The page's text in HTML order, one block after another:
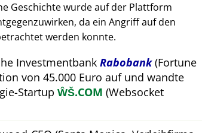
Geschichte wurde auf der Plattform
da ein Angriff auf den
werden konnte.
Investmentbank Rabobank(Fortune
von 45.000 Euro auf und wandte
Startup ŴŠ.COM (Websocket